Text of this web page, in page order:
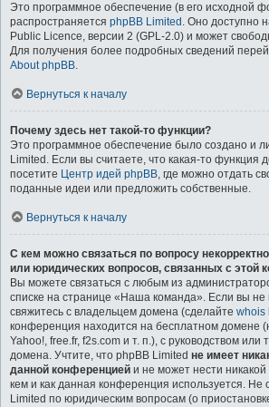
Это программное обеспечение (в его исходной
распространяется phpBB Limited . Оно доступно
Public Licence, версии 2 (GPL-2.0) и может
Для получения более подробных сведений
About phpBB.
Вернуться к началу
Почему здесь нет такой-то функции?
Это программное обеспечение было создано и
Limited. Если вы считаете, что какая-то функция
посетите Центр идей phpBB, где можно отдать
поданные идеи или предложить собственные.
Вернуться к началу
С кем можно связаться по вопросу
или юридических вопросов, связанных с этой
Вы можете связаться с любым из
списке на странице «Наша команда». Если вы не
свяжитесь с владельцем домена (сделайте whois
конференция находится на бесплатном домене
Yahoo!, free.fr, f2s.com и т. п.), с руководством или
домена. Учтите, что phpBB Limited не имеет
данной конференцией и не может нести никакой
кем и как данная конференция используется. Не
Limited по юридическим вопросам (о